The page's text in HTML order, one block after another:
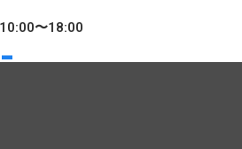
〜18:00